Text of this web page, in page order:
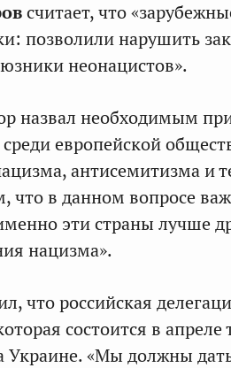
считает, что
позволили нарушить
неонацистов».
назвал необходимым
европейской
антисемитизма и
что в данном вопросе
эти страны лучше
нацизма».
что российская
состоится в
Украине. «Мы должны